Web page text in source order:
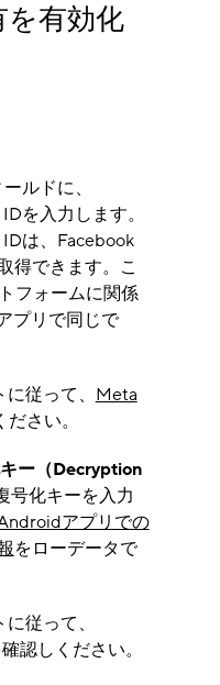
有効化
ールドに、
を入力します。
は、Facebook
得できます。こ
フォームに関係
プリで同じで
に従って、Meta
さい。
ー（Decryption
号化キーを入力
アプリでの
をローデータで
従って、
認しください。